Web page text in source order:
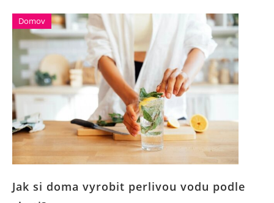
Domov
Jak si doma vyrobit perlivou vodu podle